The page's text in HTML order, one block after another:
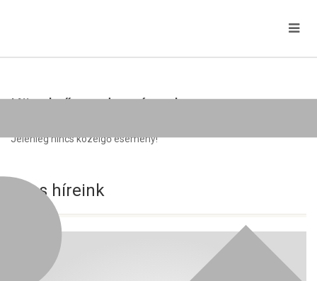
Közelgő rendezvények
Jelenleg nincs közelgő esemény!
Friss híreink